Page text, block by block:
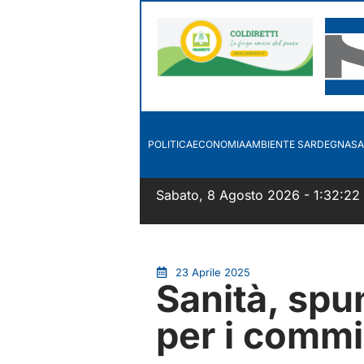
POLITICAECONOMIAAMBIENTE SARDEGNA
Sabato, 8 Agosto 2026 - 1:32:22
23 Aprile 2025
Sanità,
per i